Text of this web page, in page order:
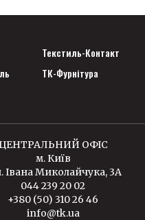
Текстиль-Контакт
ТК-Фурнітура
ОФІС
м. Київ
Івана Миколайчука, 3А
044 239 20 02
+380 (50) 310 26 46
info@tk.ua